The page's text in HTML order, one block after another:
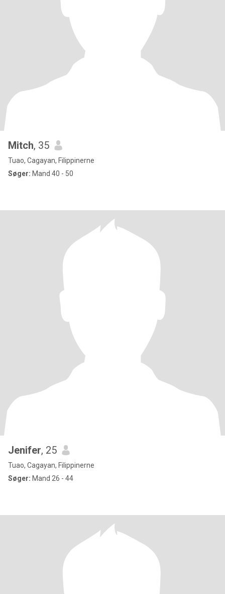
Mitch, 35
Tuao, Cagayan, Filippinerne
Søger: Mand 40 - 50
Jenifer, 25
Tuao, Cagayan, Filippinerne
Søger: Mand 26 - 44